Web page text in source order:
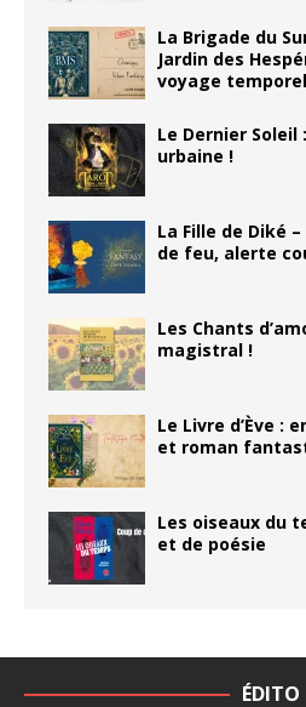
La Brigade du
Jardin des
voyage temporel
Le Dernier
urbaine !
La Fille de Diké
de feu, alerte
Les Chants
magistral !
Le Livre d’Ève :
et roman
Les oiseaux du
et de poésie
ÉDITO